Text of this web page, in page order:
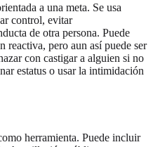
a una meta. Se usa
control, evitar
de otra persona. Puede
reactiva, pero aun así puede ser
con castigar a alguien si no
estatus o usar la intimidación
herramienta. Puede incluir